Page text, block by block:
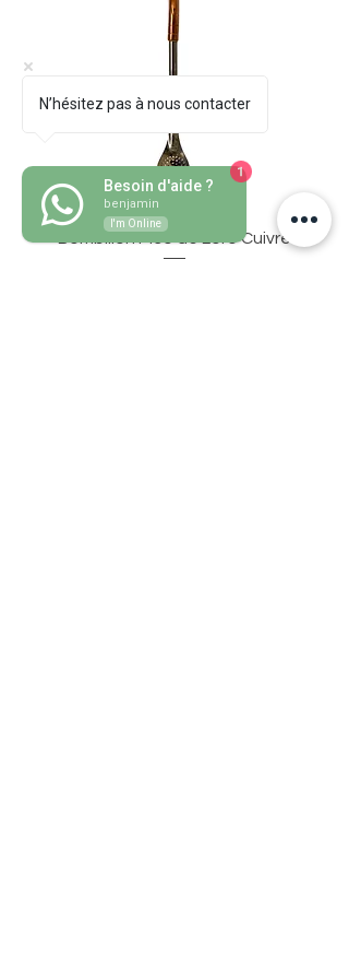
Bombillon Pico de Loro Cuivre
N’hésitez pas à nous contacter
Besoin d'aide ?
benjamin
I'm Online
1